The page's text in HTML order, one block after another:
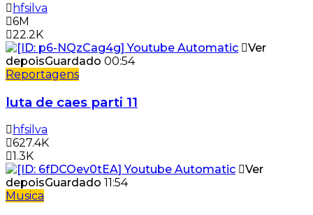
hfsilva
6M
22.2K
Ver
depoisGuardado 00:54
Reportagens
luta de caes parti 11
hfsilva
627.4K
1.3K
Ver
depoisGuardado 11:54
Musica